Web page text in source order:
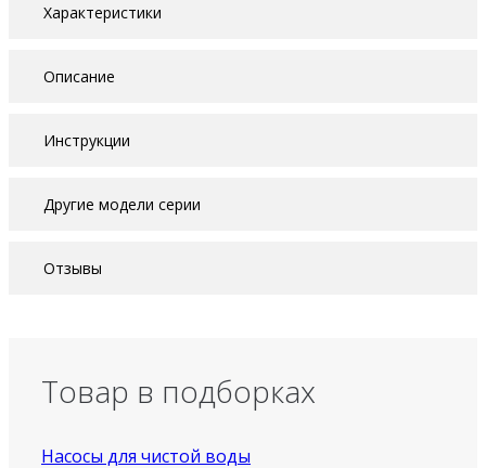
Характеристики
Описание
Инструкции
Другие модели серии
Отзывы
Товар в подборках
Насосы для чистой воды